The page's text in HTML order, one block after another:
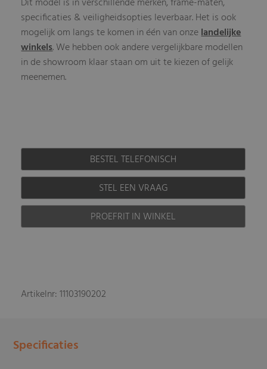
Dit model is in verschillende merken, frame-maten,
specificaties & veiligheidsopties leverbaar. Het is ook
mogelijk om langs te komen in één van onzelandelijke
winkels. We hebben ook andere vergelijkbare modellen
in de showroom klaar staan om uit te kiezen of gelijk
meenemen.
BESTEL TELEFONISCH
STEL EEN VRAAG
PROEFRIT IN WINKEL
Artikelnr: 11103190202
Specificaties